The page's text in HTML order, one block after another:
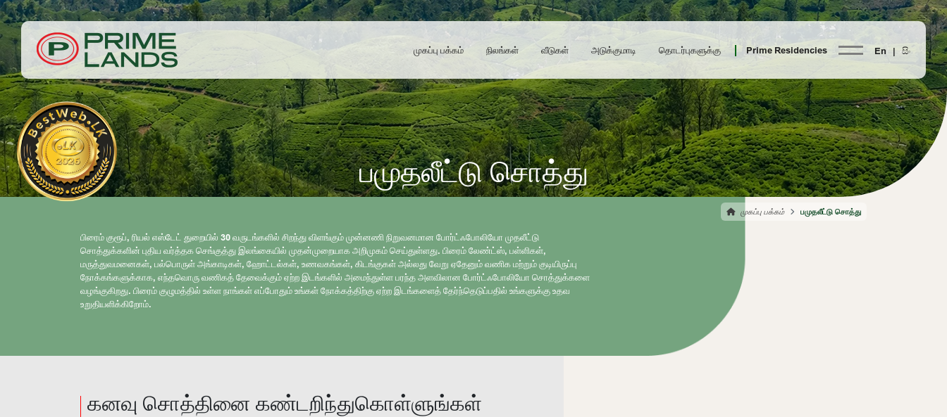
முகப்பு பக்கம் நிலங்கள் வீடுகள் அடுக்குமாடி தொடர்புகளுக்கு Prime Residencies En |සිං
பமுதலீட்டு சொத்து
முகப்பு பக்கம் பமுதலீட்டு சொத்து
பிரைம் குரூப், ரியல் எஸ்டேட் துறையில் 30 வருடங்களில் சிறந்து விளங்கும் முன்னணி நிறுவனமான போர்ட்ஃபோலியோ முதலீட்டு
சொத்துக்களின் புதிய வர்த்தக செங்குத்து இலங்கையில் முதன்முறையாக அறிமுகம் செய்துள்ளது. பிரைம் லேண்ட்ஸ், பள்ளிகள்,
மருத்துவமனைகள், பல்பொருள் அங்காடிகள், ஹோட்டல்கள், உணவகங்கள், கிடங்குகள் அல்லது வேறு ஏதேனும் வணிக மற்றும் குடியிருப்பு
நோக்கங்களுக்காக, எந்தவொரு வணிகத் தேவைக்கும் ஏற்ற இடங்களில் அமைந்துள்ள பரந்த அளவிலான போர்ட்ஃபோலியோ சொத்துக்களை
வழங்குகிறது. பிரைம் குழுமத்தில் உள்ள நாங்கள் எப்போதும் உங்கள் நோக்கத்திற்கு ஏற்ற இடங்களைத் தேர்ந்தெடுப்பதில் உங்களுக்கு உதவ
உறுதியளிக்கிறோம்.
கனவு சொத்தினை கண்டறிந்துகொள்ளுங்கள்